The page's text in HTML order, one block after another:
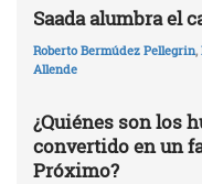
Saada alumbra el
Roberto Bermúdez Pellegrin,
Allende
¿Quiénes son los
convertido en un
Próximo?